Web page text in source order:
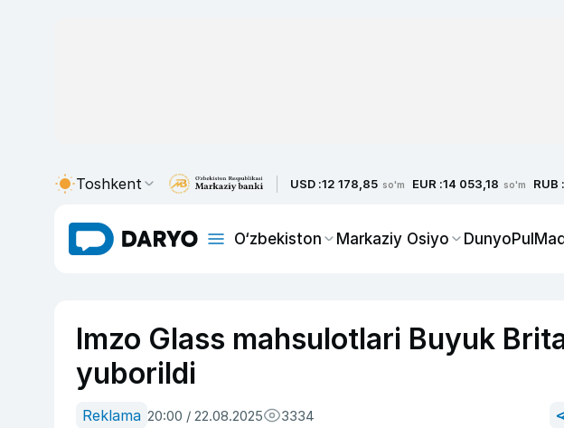
Toshkent USD :12 178,85 so'm EUR :14 053,18 so'm RUB :
O‘zbekiston Markaziy Osiyo DunyoPul
Imzo Glass mahsulotlari Buyuk
yuborildi
Reklama 20:00 / 22.08.2025 3334